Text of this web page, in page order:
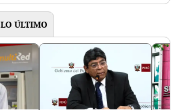
LO ÚLTIMO